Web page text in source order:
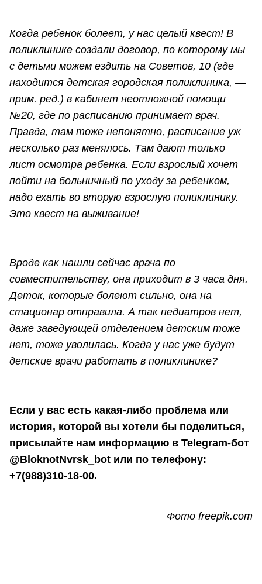
Когда ребенок болеет, у нас целый квест! В
поликлинике создали договор, по которому мы
с детьми можем ездить на Советов, 10 (где
находится детская городская поликлиника, —
прим. ред.) в кабинет неотложной помощи
№20, где по расписанию принимает врач.
Правда, там тоже непонятно, расписание уж
несколько раз менялось. Там дают только
лист осмотра ребенка. Если взрослый хочет
пойти на больничный по уходу за ребенком,
надо ехать во вторую взрослую поликлинику.
Это квест на выживание!
Вроде как нашли сейчас врача по
совместительству, она приходит в 3 часа дня.
Деток, которые болеют сильно, она на
стационар отправила. А так педиатров нет,
даже заведующей отделением детским тоже
нет, тоже уволилась. Когда у нас уже будут
детские врачи работать в поликлинике?
Если у вас есть какая-либо проблема или
история, которой вы хотели бы поделиться,
присылайте нам информацию в Telegram-бот
@BloknotNvrsk_bot или по телефону:
‪+7(988)310-18-00.
Фото freepik.com